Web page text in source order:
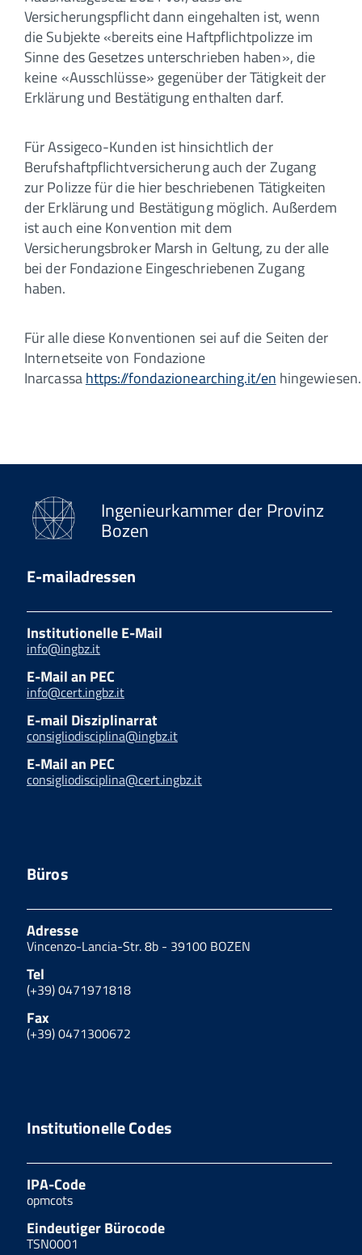
Versicherungspflicht dann eingehalten ist, wenn
die Subjekte «bereits eine Haftpflichtpolizze im
Sinne des Gesetzes unterschrieben haben», die
keine «Ausschlüsse» gegenüber der Tätigkeit der
Erklärung und Bestätigung enthalten darf.
Für Assigeco-Kunden ist hinsichtlich der
Berufshaftpflichtversicherung auch der Zugang
zur Polizze für die hier beschriebenen Tätigkeiten
der Erklärung und Bestätigung möglich. Außerdem
ist auch eine Konvention mit dem
Versicherungsbroker Marsh in Geltung, zu der alle
bei der Fondazione Eingeschriebenen Zugang
haben.
Für alle diese Konventionen sei auf die Seiten der
Internetseite von Fondazione
Inarcassahttps://fondazionearching.it/en hingewiesen.
Ingenieurkammer der Provinz
Bozen
E-mailadressen
Institutionelle E-Mail
info@ingbz.it
E-Mail an PEC
info@cert.ingbz.it
E-mail Disziplinarrat
consigliodisciplina@ingbz.it
E-Mail an PEC
consigliodisciplina@cert.ingbz.it
Büros
Adresse
Vincenzo-Lancia-Str. 8b - 39100 BOZEN
Tel
(+39) 0471971818
Fax
(+39) 0471300672
Institutionelle Codes
IPA-Code
opmcots
Eindeutiger Bürocode
TSN0001